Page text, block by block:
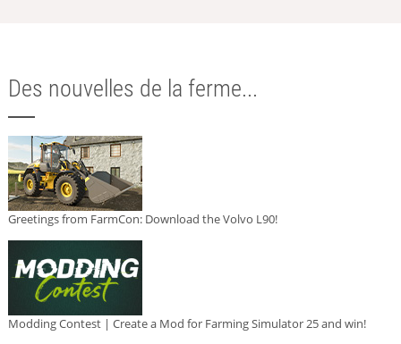
Des nouvelles de la ferme...
Greetings from FarmCon: Download the Volvo L90!
Modding Contest | Create a Mod for Farming Simulator 25 and win!